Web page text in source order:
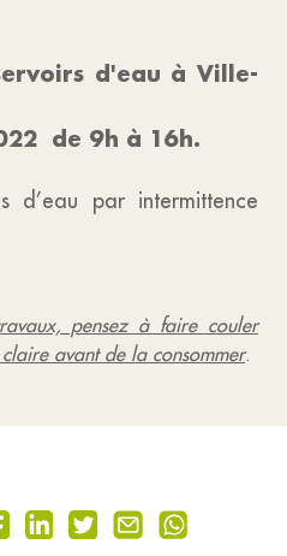
d'eau à Ville-
de 9h à 16h.
d’eau par intermittence
pensez à faire couler
avant de la consommer.